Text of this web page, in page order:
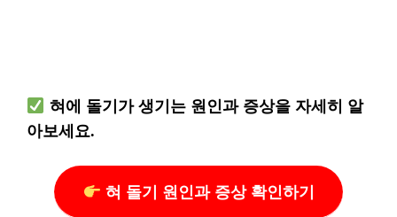
혀에 돌기가 생기는 원인과 증상을 자세히 알
아보세요.
혀 돌기 원인과 증상 확인하기